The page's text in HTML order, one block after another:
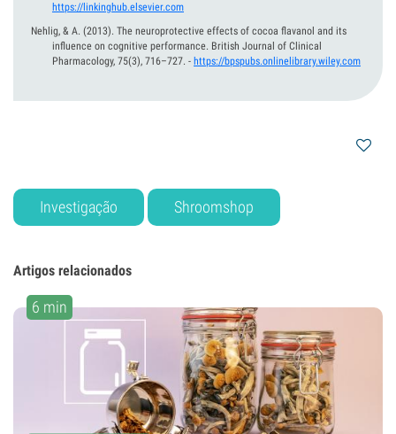
https://linkinghub.elsevier.com
Nehlig, & A. (2013). The neuroprotective effects of cocoa flavanol and its
influence on cognitive performance. British Journal of Clinical
Pharmacology, 75(3), 716–727. - https://bpspubs.onlinelibrary.wiley.com
Investigação Shroomshop
Artigos relacionados
6 min